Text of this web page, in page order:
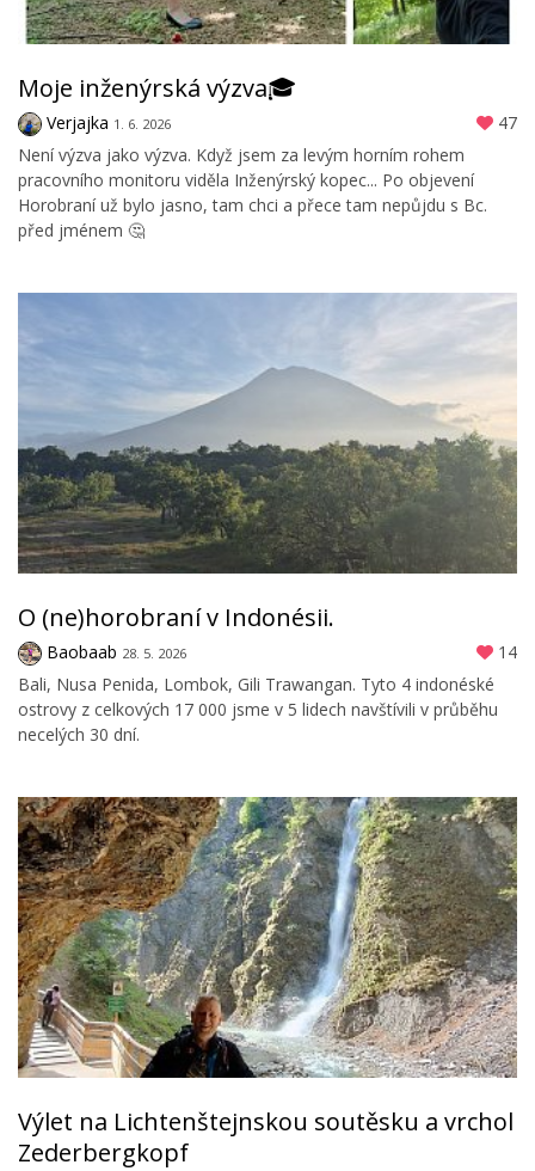
Moje inženýrská výzva🎓
Verjajka 1. 6. 2026
47
Není výzva jako výzva. Když jsem za levým horním rohem
pracovního monitoru viděla Inženýrský kopec... Po objevení
Horobraní už bylo jasno, tam chci a přece tam nepůjdu s Bc.
před jménem 🤔
O (ne)horobraní v Indonésii.
Baobaab 28. 5. 2026
14
Bali, Nusa Penida, Lombok, Gili Trawangan. Tyto 4 indonéské
ostrovy z celkových 17 000 jsme v 5 lidech navštívili v průběhu
necelých 30 dní.
Výlet na Lichtenštejnskou soutěsku a vrchol
Zederbergkopf